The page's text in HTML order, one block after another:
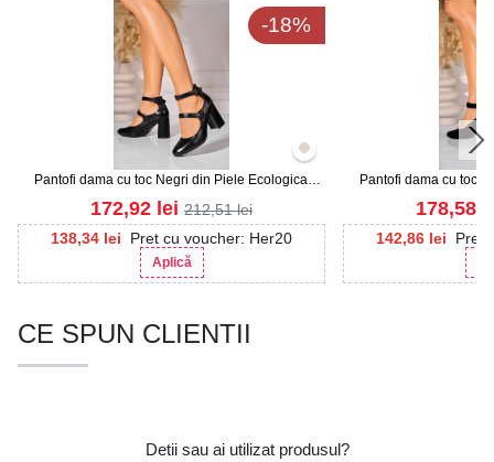
-18%
Pantofi dama cu toc Negri din Piele Ecologica
Zanaria
138,34 lei Pret cu voucher: Her20
Aplică
172,92 lei 212,51lei
Pantofi dama cu toc
142,86 lei Pret
178,58
CE SPUN CLIENTII
Detii sau ai utilizat produsul?